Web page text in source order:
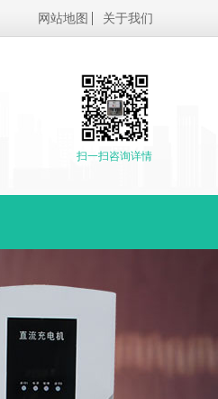
网站地图 关于我们
扫一扫咨询详情